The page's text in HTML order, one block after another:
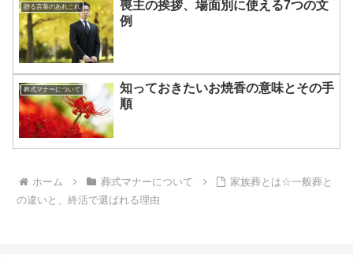
贈る言葉のあれこれ
喪主の挨拶、場面別に使える7つの文
例
葬式マナーについて
知っておきたいお焼香の意味とその手
順
ホーム 葬式マナーについて
家族葬とは☆一般葬と
の違いと、終活で選ばれる理由